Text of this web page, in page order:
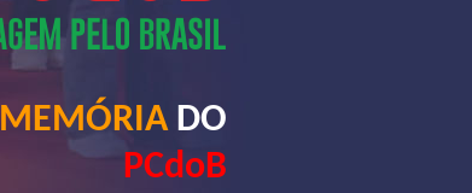
MEMÓRIADO
PCdoB